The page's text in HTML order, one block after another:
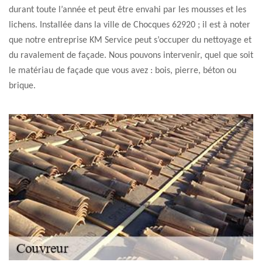
durant toute l’année et peut être envahi par les mousses et les
lichens. Installée dans la ville de Chocques 62920 ; il est à noter
que notre entreprise KM Service peut s’occuper du nettoyage et
du ravalement de façade. Nous pouvons intervenir, quel que soit
le matériau de façade que vous avez : bois, pierre, béton ou
brique.